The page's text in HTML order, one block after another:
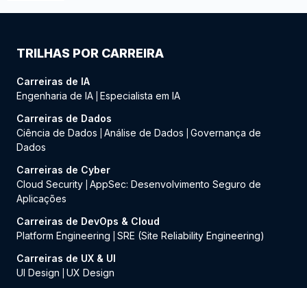
TRILHAS POR CARREIRA
Carreiras de IA
Engenharia de IA Especialista em IA
Carreiras de Dados
Ciência de Dados
Análise de Dados
Governança de
Dados
Carreiras de Cyber
Cloud Security AppSec: Desenvolvimento Seguro de
Aplicações
Carreiras de DevOps & Cloud
Platform Engineering
SRE (Site Reliability Engineering)
Carreiras de UX & UI
UI Design
UX Design